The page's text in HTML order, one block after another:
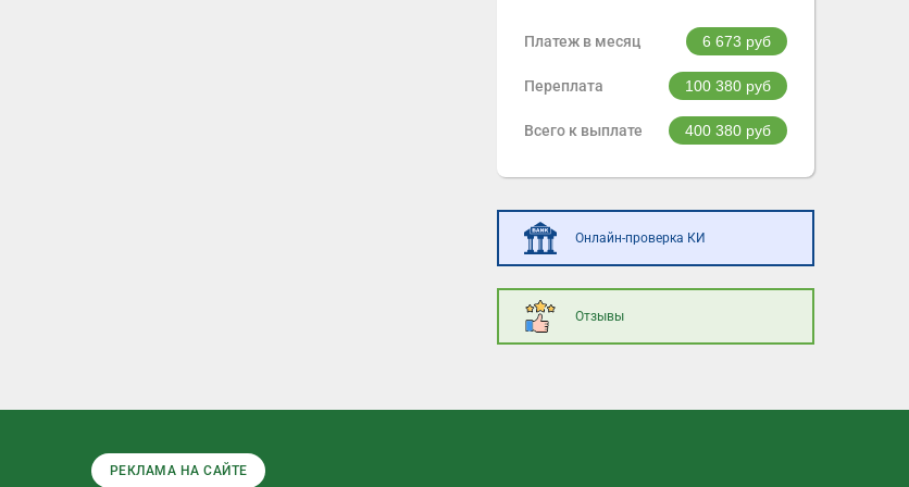
Платеж в месяц 6 673 руб
Переплата 100 380 руб
Всего к выплате 400 380 руб
Онлайн-проверка КИ
Отзывы
РЕКЛАМА НА САЙТЕ